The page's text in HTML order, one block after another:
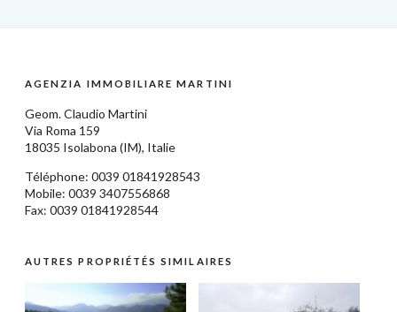
AGENZIA IMMOBILIARE MARTINI
Geom.Claudio Martini
Via Roma 159
18035 Isolabona (IM), Italie
Téléphone: 0039 01841928543
Mobile: 0039 3407556868
Fax: 0039 01841928544
AUTRES PROPRIÉTÉS SIMILAIRES